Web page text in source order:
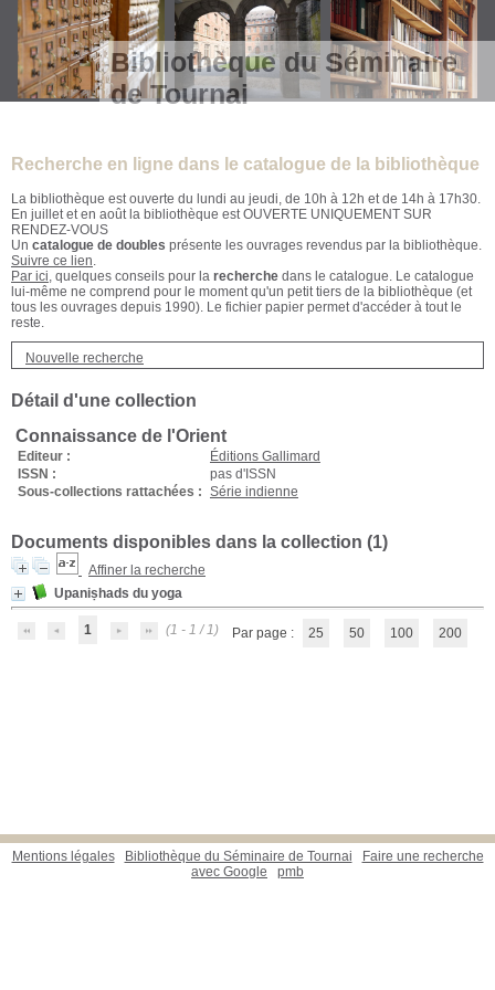
Bibliothèque du Séminaire
de Tournai
Recherche en ligne dans le catalogue de la bibliothèque
La bibliothèque est ouverte du lundi au jeudi, de 10h à 12h et de 14h à 17h30.
En juillet et en août la bibliothèque est OUVERTE UNIQUEMENT SUR
RENDEZ-VOUS
Un catalogue de doubles présente les ouvrages revendus par la bibliothèque.
Suivre ce lien.
Par ici, quelques conseils pour la recherche dans le catalogue. Le catalogue
lui-même ne comprend pour le moment qu'un petit tiers de la bibliothèque (et
tous les ouvrages depuis 1990). Le fichier papier permet d'accéder à tout le
reste.
Nouvelle recherche
Détail d'une collection
Connaissance de l'Orient
Editeur :
Éditions Gallimard
ISSN :
pas d'ISSN
Sous-collections rattachées : Série indienne
Documents disponibles dans la collection (1)
Affiner la recherche
Upaniṣhads du yoga
1 (1 - 1 / 1) Par page : 25 50 100 200
Mentions légales Bibliothèque du Séminaire de Tournai
Faire une recherche
avec Google
pmb